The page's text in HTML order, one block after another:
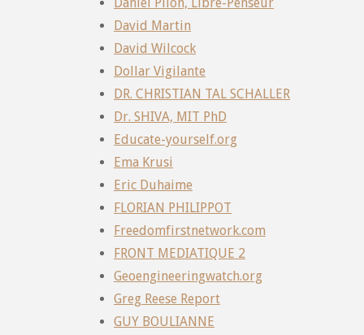
David Martin
David Wilcock
Dollar Vigilante
DR. CHRISTIAN TAL SCHALLER
Dr. SHIVA, MIT PhD
Educate-yourself.org
Ema Krusi
Eric Duhaime
FLORIAN PHILIPPOT
Freedomfirstnetwork.com
FRONT MEDIATIQUE 2
Geoengineeringwatch.org
Greg Reese Report
GUY BOULIANNE